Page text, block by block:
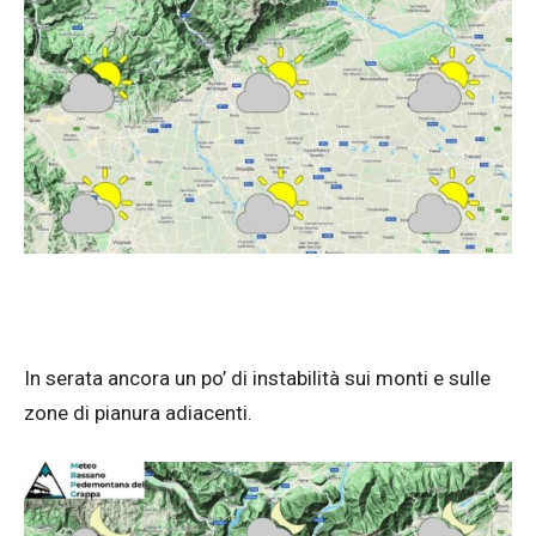
In serata ancora un po’ di instabilità sui monti e sulle
zone di pianura adiacenti.